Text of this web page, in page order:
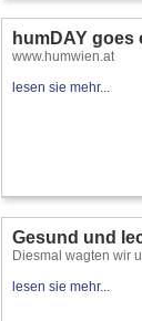
humDAY goes
www.humwien.at
lesen sie mehr...
Gesund und
Diesmal wagten wir
lesen sie mehr...